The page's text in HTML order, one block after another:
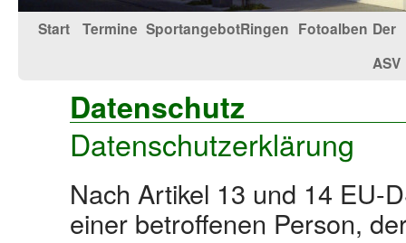
Start Termine SportangebotRingen Fotoalben Der
ASV
Datenschutz
Datenschutzerklärung
Nach Artikel 13 und 14 EU-
einer betroffenen Person,